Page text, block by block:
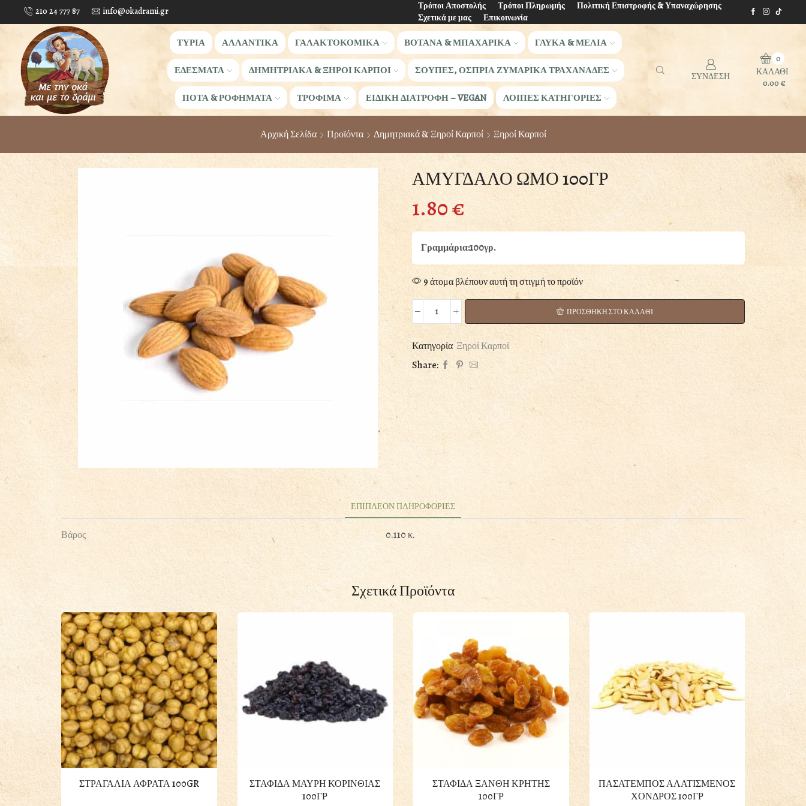
210 24 777 87 info@okadrami.gr Τρόποι Αποστολής Τρόποι Πληρωμής
Πολιτική Επιστροφής & Υπαναχώρησης
Σχετικά με μας
Επικοινωνία
ΤΥΡΙΑ ΑΛΛΑΝΤΙΚΑ ΓΑΛΑΚΤΟΚΟΜΙΚΑ ΒΟΤΑΝΑ & ΜΠΑΧΑΡΙΚΑ ΓΛΥΚΑ & ΜΕΛΙΑ
ΕΔΕΣΜΑΤΑ ΔΗΜΗΤΡΙΑΚΑ & ΞΗΡΟΙ ΚΑΡΠΟΙ ΣΟΥΠΕΣ, ΟΣΠΡΙΑ ΖΥΜΑΡΙΚΑ ΤΡΑΧΑΝΑΔΕΣ
ΠΟΤΑ & ΡΟΦΗΜΑΤΑ ΤΡΟΦΙΜΑ ΕΙΔΙΚΗ ΔΙΑΤΡΟΦΗ – VEGAN ΛΟΙΠΕΣ ΚΑΤΗΓΟΡΙΕΣ
ΣΥΝΔΕΣΗ
0
ΚΑΛΑΘΙ
0.00 €
Αρχική Σελίδα Προϊόντα Δημητριακά & Ξηροί Καρποί Ξηροί Καρποί
ΑΜΥΓΔΑΛΟ ΩΜΟ 100ΓΡ
1.80€
Γραμμάρια:100γρ.
9 άτομα βλέπουν αυτή τη στιγμή το προϊόν
ΑΜΥΓΔΑΛΟ
100ΓΡ
ποσότητα
ΠΡΟΣΘΗΚΗ ΣΤΟ ΚΑΛΑΘΙ
Κατηγορία Ξηροί Καρποί
Share:
ΕΠΙΠΛΕΟΝ ΠΛΗΡΟΦΟΡΙΕΣ
Βάρος 0.110 κ.
Σχετικά Προϊόντα
ΣΤΡΑΓΑΛΙΑ ΑΦΡΑΤΑ 100GR
ΣΤΑΦΙΔΑ ΜΑΥΡΗ ΚΟΡΙΝΘΙΑΣ
100ΓΡ
ΣΤΑΦΙΔΑ ΞΑΝΘΗ ΚΡΗΤΗΣ
100ΓΡ
ΠΑΣΑΤΕΜΠΟΣ ΑΛΑΤΙΣΜΕΝΟΣ
ΧΟΝΔΡΟΣ 100ΓΡ